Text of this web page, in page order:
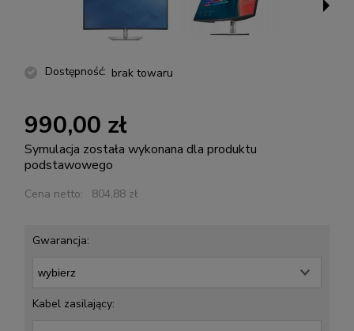
Dostępność: brak towaru
990,00 zł
Symulacja została wykonana dla produktu
podstawowego
Cena netto: 804,88 zł
Gwarancja:
Kabel zasilający: